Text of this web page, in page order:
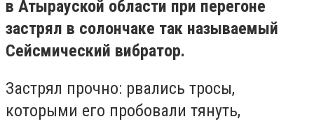
в Атырауской области при перегоне
застрял в солончаке так называемый
Сейсмический вибратор.
Застрял прочно: рвались тросы,
которыми его пробовали тянуть,